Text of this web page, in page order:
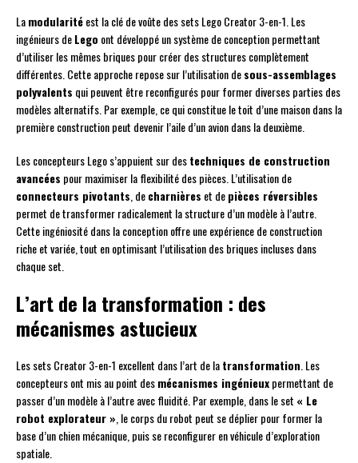
Lamodularitéest la clé de voûte des sets Lego Creator 3-en-1. Les
ingénieurs deLego ont développé un système de conception permettant
d’utiliser les mêmes briques pour créer des structures complètement
différentes. Cette approche repose sur l’utilisation desous-assemblages
polyvalents qui peuvent être reconfigurés pour former diverses parties des
modèles alternatifs. Par exemple, ce qui constitue le toit d’une maison dans la
première construction peut devenir l’aile d’un avion dans la deuxième.
Les concepteurs Lego s’appuient sur destechniques de construction
avancées pour maximiser la flexibilité des pièces. L’utilisation de
connecteurs pivotants, decharnières et depièces réversibles
permet de transformer radicalement la structure d’un modèle à l’autre.
Cette ingéniosité dans la conception offre une expérience de construction
riche et variée, tout en optimisant l’utilisation des briques incluses dans
chaque set.
L’art de la transformation : des
mécanismes astucieux
Les sets Creator 3-en-1 excellent dans l’art de latransformation. Les
concepteurs ont mis au point desmécanismes ingénieuxpermettant de
passer d’un modèle à l’autre avec fluidité. Par exemple, dans le set « Le
robot explorateur », le corps du robot peut se déplier pour former la
base d’un chien mécanique, puis se reconfigurer en véhicule d’exploration
spatiale.